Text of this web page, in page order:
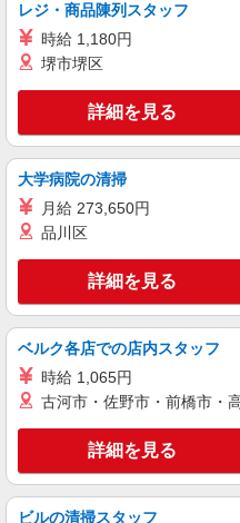
レジ・商品陳列スタッフ
時給 1,180円
堺市堺区
詳細を見る
大学病院の清掃
月給 273,650円
品川区
詳細を見る
ベルク各店での店内スタッフ
時給 1,065円
古河市・佐野市・前橋市・
詳細を見る
ビルの清掃スタッフ